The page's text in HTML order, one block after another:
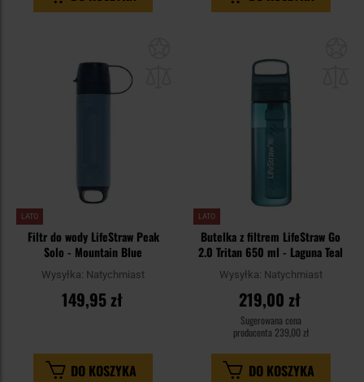
LATO
Filtr do wody LifeStraw Peak
Solo - Mountain Blue
Wysyłka: Natychmiast
149,95 zł
DO KOSZYKA
LATO
Butelka z filtrem LifeStraw Go
2.0 Tritan 650 ml - Laguna Teal
Wysyłka: Natychmiast
219,00 zł
Sugerowana cena
producenta 239,00 zł
DO KOSZYKA